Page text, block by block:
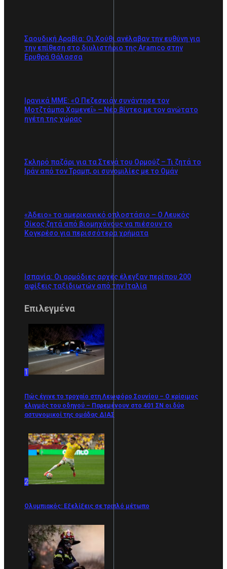
Σαουδική Αραβία: Οι Χούθι ανέλαβαν την ευθύνη για
την επίθεση στο διυλιστήριο της Aramco στην
Ερυθρά Θάλασσα
Ιρανικά ΜΜΕ: «Ο Πεζεσκιάν συνάντησε τον
Μοτζτάμπα Χαμενεΐ» – Νέο βίντεο με τον ανώτατο
ηγέτη της χώρας
Σκληρό παζάρι για τα Στενά του Ορμούζ – Τι ζητά το
Ιράν από τον Τραμπ, οι συνομιλίες με το Ομάν
«Άδειο» το αμερικανικό οπλοστάσιο – Ο Λευκός
Οίκος ζητά από βιομηχάνους να πιέσουν το
Κογκρέσο για περισσότερα χρήματα
Ισπανία: Οι αρμόδιες αρχές έλεγξαν περίπου 200
αφίξεις ταξιδιωτών από την Ιταλία
Επιλεγμένα
1
Πώς έγινε το τροχαίο στη Λεωφόρο Σουνίου – Ο κρίσιμος
ελιγμός του οδηγού – Παρεμένουν στο 401 ΣΝ οι δύο
αστυνομικοί της ομάδας ΔΙΑΣ
2
Ολυμπιακός: Εξελίξεις σε τριπλό μέτωπο